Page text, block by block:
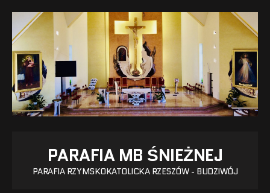
PARAFIA MB ŚNIEŻNEJ
PARAFIA RZYMSKOKATOLICKA RZESZÓW - BUDZIWÓJ